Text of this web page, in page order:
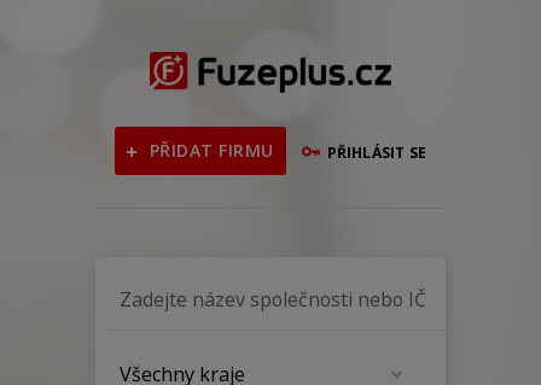
PŘIDAT FIRMU PŘIHLÁSIT SE